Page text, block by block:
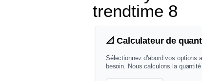
trendtime 8
📐 Calculateur de
Sélectionnez d'abord vos options
besoin. Nous calculons la